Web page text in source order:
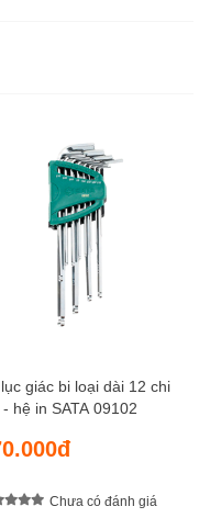
giác bi loại dài 12 chi
hệ in SATA 09102
Chưa có đánh giá